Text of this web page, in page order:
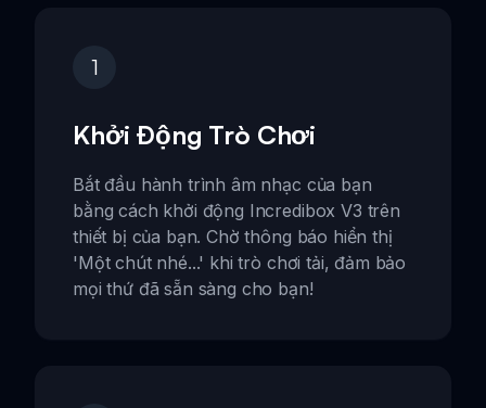
1
Khởi Động Trò Chơi
Bắt đầu hành trình âm nhạc của bạn
bằng cách khởi động Incredibox V3 trên
thiết bị của bạn. Chờ thông báo hiển thị
'Một chút nhé...' khi trò chơi tải, đảm bảo
mọi thứ đã sẵn sàng cho bạn!